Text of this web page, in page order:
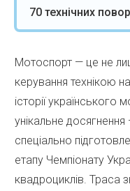
70 технічних
Мотоспорт — це не
керування технікою
історії українського
унікальне
спеціально
етапу Чемпіонату
квадроциклів. Траса